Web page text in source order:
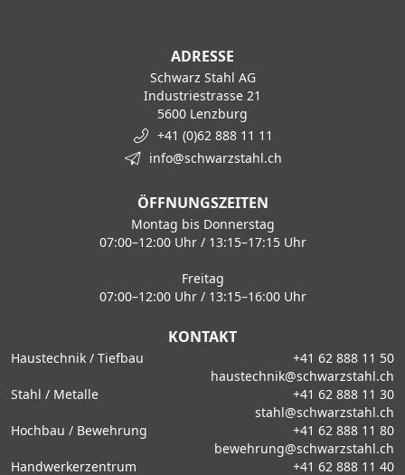
ADRESSE
Schwarz Stahl AG
Industriestrasse 21
5600 Lenzburg
+41 (0)62 888 11 11
info@schwarzstahl.ch
ÖFFNUNGSZEITEN
Montag bis Donnerstag
07:00–12:00 Uhr / 13:15–17:15 Uhr
Freitag
07:00–12:00 Uhr / 13:15–16:00 Uhr
KONTAKT
Haustechnik / Tiefbau
+41 62 888 11 50
haustechnik@schwarzstahl.ch
Stahl / Metalle
+41 62 888 11 30
stahl@schwarzstahl.ch
Hochbau / Bewehrung
+41 62 888 11 80
bewehrung@schwarzstahl.ch
Handwerkerzentrum
+41 62 888 11 40